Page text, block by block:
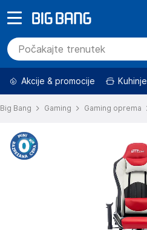
Akcije & promocije Kuhinje
Big Bang Gaming Gaming oprema